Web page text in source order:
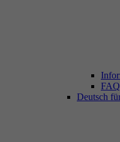
Deutsch